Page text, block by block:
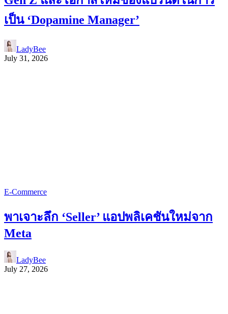
เป็น ‘Dopamine Manager’
LadyBee
July 31, 2026
E-Commerce
พาเจาะลึก ‘Seller’ แอปพลิเคชันใหม่จาก
Meta
LadyBee
July 27, 2026